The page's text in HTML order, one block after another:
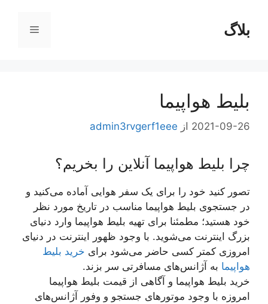
محتوابلاگ فهرست
بلیط هواپیما
2021-09-26 از admin3rvgerf1eee
چرا بلیط هواپیما آنلاین را بخریم؟
تصور کنید خود را برای یک سفر هوایی آماده می‌کنید و
در جستجوی بلیط هواپیما مناسب در تاریخ مورد نظر
خود هستید؛ مطمئنا برای تهیه بلیط هواپیما وارد دنیای
بزرگ اینترنت می‌شوید. با وجود ظهور اینترنت در دنیای
امروزی کمتر کسی حاضر می‌شود برای خرید بلیط
هواپیما به آژانس‌های مسافرتی سر بزند.
خرید بلیط هواپیما و آگاهی از قیمت بلیط هواپیما
امروزه با وجود موتورهای جستجو و وفور آژانس‌های